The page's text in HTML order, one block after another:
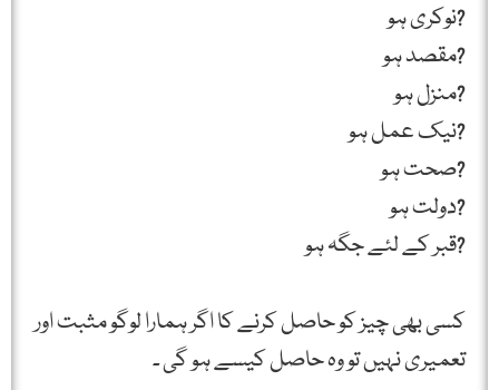
?نوکری ہو
?مقصد ہو
?منزل ہو
?نیک عمل ہو
?صحت ہو
?دولت ہو
?قبر کے لئے جگہ ہو
کسی بھی چیز کو حاصل کرنے کا اگر ہمارا لوگو مثبت اور
تعمیری نہیں تو وہ حاصل کیسے ہو گی ۔